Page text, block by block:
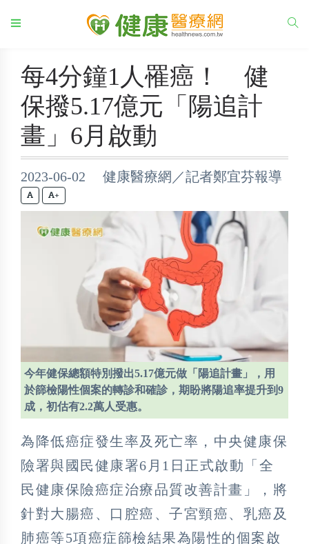
每4分鐘1人罹癌！ 健
保撥5.17億元「陽追計
畫」6月啟動
2023-06-02 健康醫療網／記者鄭宜芬報導
+
今年健保總額特別撥出5.17億元做「陽追計畫」，用
於篩檢陽性個案的轉診和確診，期盼將陽追率提升到9
成，初估有2.2萬人受惠。
為降低癌症發生率及死亡率，中央健康保
險署與國民健康署6月1日正式啟動「全
民健康保險癌症治療品質改善計畫」，將
針對大腸癌、口腔癌、子宮頸癌、乳癌及
肺癌等5項癌症篩檢結果為陽性的個案啟